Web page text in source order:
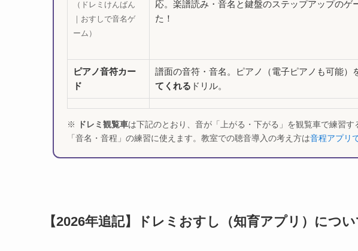
（ドレミけんばん
｜おすしで音名ゲ
ーム）
応。楽譜読み・音名と鍵盤のステップアップのゲ
た！
ピアノ音符カー
ド
譜面の音符・音名。ピアノ（電子ピアノも可能）
てくれる ドリル。
※ ドレミ観覧車は下記のとおり、音が「上がる・下がる」を観覧車で練習す
「音名・音程」の練習に使えます。教室での聴音導入の考え方は音程アプリ
【2026年追記】ドレミおすし（知育アプリ）につい